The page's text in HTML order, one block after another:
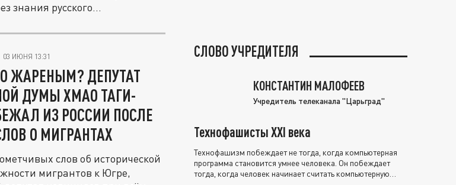
знания русского...
03 ИЮНЯ 13:31
ЖАРЕНЫМ? ДЕПУТАТ
ДУМЫ ХМАО ТАГИ-
ИЗ РОССИИ ПОСЛЕ
О МИГРАНТАХ
слов об исторической
мигрантов к Югре,
СЛОВО УЧРЕДИТЕЛЯ
КОНСТАНТИН МАЛОФЕЕВ
Учредитель телеканала "Царьград"
Технофашисты XXI века
Технофашизм побеждает не тогда, когда компьютерная
программа становится умнее человека. Он побеждает
тогда, когда человек начинает считать компьютерную